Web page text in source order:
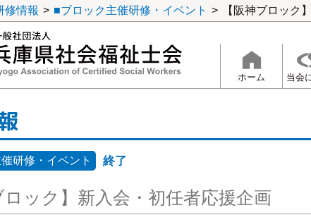
修情報 > ■ブロック主催研修・イベント > 【阪神ブロック
兵庫県社会福祉士会
ホーム 当会
研修・イベント 終了
ロック】新入会・初任者応援企画